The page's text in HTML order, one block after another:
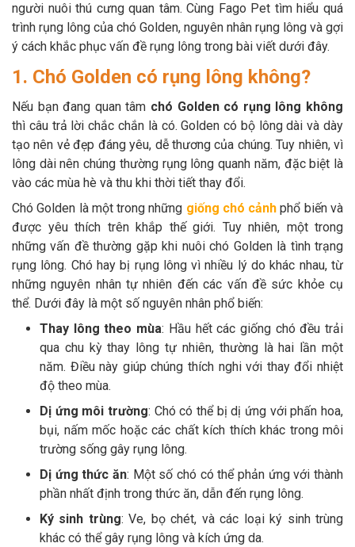
Dịch vụ cắt tỉa lông chó
mèo
Dịch vụ huấn luyện chó
Dịch vụ mua bán chó
Dịch vụ phối giống chó
TIN TỨC
Thông tin về khách sạn,
Thông tin về chó
Thông tin về mèo
CHÍNH SÁCH
Chính sách mua hàng Chính sách vận chuyển
Chính sách bảo hành Chính sách bảo mật
LIÊN HỆ
TỔNG ĐÀI TƯ VẤN
0929894774
người nuôi thú cưng quan tâm. Cùng Fago Pet tìm hiểu quá
trình rụng lông của chó Golden, nguyên nhân rụng lông và gợi
ý cách khắc phục vấn đề rụng lông trong bài viết dưới đây.
1. Chó Golden có rụng lông không?
Nếu bạn đang quan tâm chó Golden có rụng lông không
thì câu trả lời chắc chắn là có. Golden có bộ lông dài và dày
tạo nên vẻ đẹp đáng yêu, dễ thương của chúng. Tuy nhiên, vì
lông dài nên chúng thường rụng lông quanh năm, đặc biệt là
vào các mùa hè và thu khi thời tiết thay đổi.
Chó Golden là một trong những giống chó cảnh phổ biến và
được yêu thích trên khắp thế giới. Tuy nhiên, một trong
những vấn đề thường gặp khi nuôi chó Golden là tình trạng
rụng lông. Chó hay bị rụng lông vì nhiều lý do khác nhau, từ
những nguyên nhân tự nhiên đến các vấn đề sức khỏe cụ
thể. Dưới đây là một số nguyên nhân phổ biến:
Thay lông theo mùa: Hầu hết các giống chó đều trải
qua chu kỳ thay lông tự nhiên, thường là hai lần một
năm. Điều này giúp chúng thích nghi với thay đổi nhiệt
độ theo mùa.
Dị ứng môi trường: Chó có thể bị dị ứng với phấn hoa,
bụi, nấm mốc hoặc các chất kích thích khác trong môi
trường sống gây rụng lông.
Dị ứng thức ăn: Một số chó có thể phản ứng với thành
phần nhất định trong thức ăn, dẫn đến rụng lông.
Ký sinh trùng: Ve, bọ chét, và các loại ký sinh trùng
khác có thể gây rụng lông và kích ứng da.